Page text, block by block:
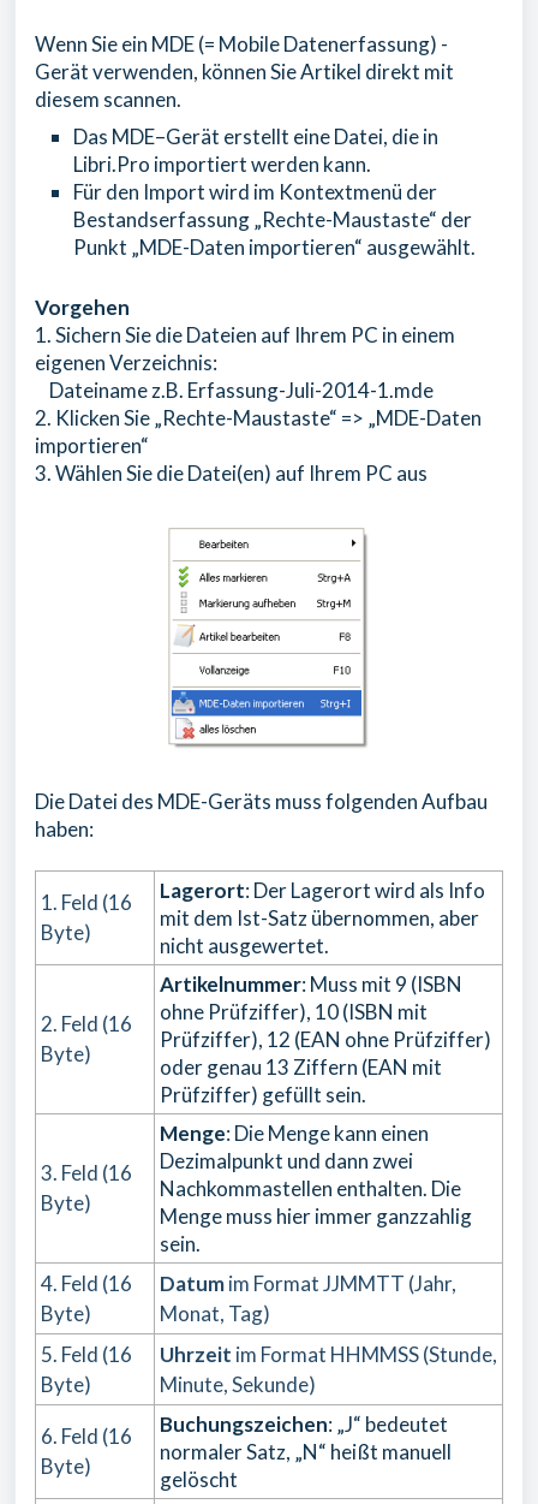
Wenn Sie ein MDE (= Mobile Datenerfassung) -
Gerät verwenden, können Sie Artikel direkt mit
diesem scannen.
Das MDE–Gerät erstellt eine Datei, die in
Libri.Pro importiert werden kann.
Für den Import wird im Kontextmenü der
Bestandserfassung „Rechte-Maustaste“ der
Punkt „MDE-Daten importieren“ ausgewählt.
Vorgehen
1. Sichern Sie die Dateien auf Ihrem PC in einem
eigenen Verzeichnis:
Dateiname z.B. Erfassung-Juli-2014-1.mde
2. Klicken Sie „Rechte-Maustaste“ => „MDE-Daten
importieren“
3. Wählen Sie die Datei(en) auf Ihrem PC aus
Die Datei des MDE-Geräts muss folgenden Aufbau
haben:
1. Feld (16
Byte)
Lagerort: Der Lagerort wird als Info
mit dem Ist-Satz übernommen, aber
nicht ausgewertet.
2. Feld (16
Byte)
Artikelnummer: Muss mit 9 (ISBN
ohne Prüfziffer), 10 (ISBN mit
Prüfziffer), 12 (EAN ohne Prüfziffer)
oder genau 13 Ziffern (EAN mit
Prüfziffer) gefüllt sein.
3. Feld (16
Byte)
Menge: Die Menge kann einen
Dezimalpunkt und dann zwei
Nachkommastellen enthalten. Die
Menge muss hier immer ganzzahlig
sein.
4. Feld (16
Byte)
Datumim Format JJMMTT (Jahr,
Monat, Tag)
5. Feld (16
Byte)
Uhrzeit im Format HHMMSS (Stunde,
Minute, Sekunde)
6. Feld (16
Byte)
Buchungszeichen: „J“ bedeutet
normaler Satz, „N“ heißt manuell
gelöscht